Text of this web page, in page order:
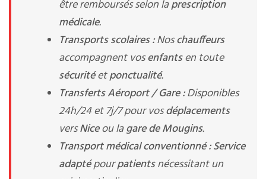
être remboursés selon laprescription
médicale.
Transports scolaires :Noschauffeurs
accompagnent vosenfantsen toute
sécuritéetponctualité.
Transferts Aéroport / Gare :Disponibles
24h/24 et 7j/7 pour vosdéplacements
versNiceou lagare de Mougins.
Transport médical conventionné :Service
adaptépourpatientsnécessitant un